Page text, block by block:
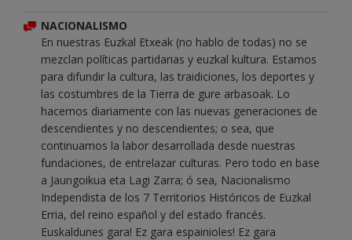
NACIONALISMO
En nuestras Euzkal Etxeak (no hablo de todas) no se
mezclan políticas partidarias y euzkal kultura. Estamos
para difundir la cultura, las traidiciones, los deportes y
las costumbres de la Tierra de gure arbasoak. Lo
hacemos diariamente con las nuevas generaciones de
descendientes y no descendientes; o sea, que
continuamos la labor desarrollada desde nuestras
fundaciones, de entrelazar culturas. Pero todo en base
a Jaungoikua eta Lagi Zarra; ó sea, Nacionalismo
Independista de los 7 Territorios Históricos de Euzkal
Erria, del reino español y del estado francés.
Euskaldunes gara! Ez gara espainioles! Ez gara